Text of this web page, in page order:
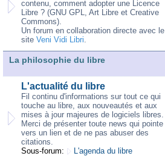
contenu, comment adopter une Licence
Libre ? (GNU GPL, Art Libre et Creative
Commons).
Un forum en collaboration directe avec le
site Veni Vidi Libri.
La philosophie du libre
L'actualité du libre
Fil continu d'informations sur tout ce qui
touche au libre, aux nouveautés et aux
mises à jour majeures de logiciels libres.
Merci de présenter toute news qui pointe
vers un lien et de ne pas abuser des
citations.
Sous-forum:
L'agenda du libre